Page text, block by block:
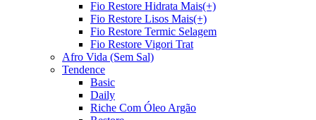
Fio Restore Hidrata Mais(+)
Fio Restore Lisos Mais(+)
Fio Restore Termic Selagem
Fio Restore Vigori Trat
Afro Vida (Sem Sal)
Tendence
Basic
Daily
Riche Com Óleo Argão